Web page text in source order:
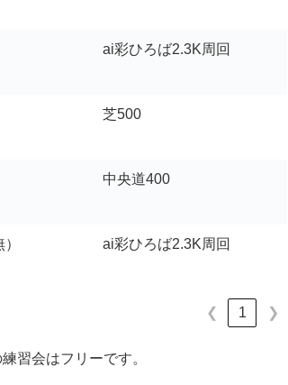
ai彩ひろば2.3K周回
芝500
中央道400
ai彩ひろば2.3K周回
❮ 1 ❯
習会はフリーです。